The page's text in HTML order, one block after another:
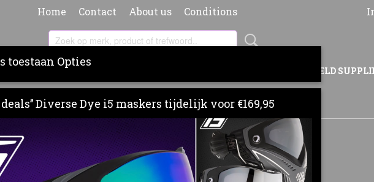
Home Contact About us Conditions
BARRELS FIELD
LUBE 2 oz
DYE SLICK LUBE 2 oz
€ 39,95 (inclusief btw 21%)
toestaan Opties
Diverse Dye i5 maskers tijdelijk voor €169,95